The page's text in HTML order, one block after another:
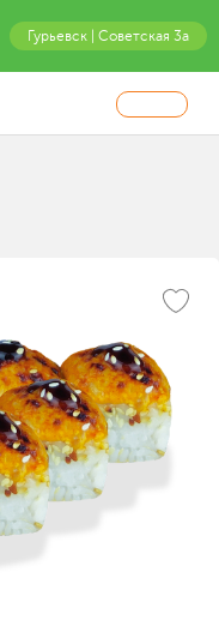
Гурьевск | Советская 3а